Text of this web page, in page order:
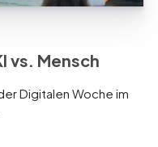
vs. Mensch
Digitalen Woche im